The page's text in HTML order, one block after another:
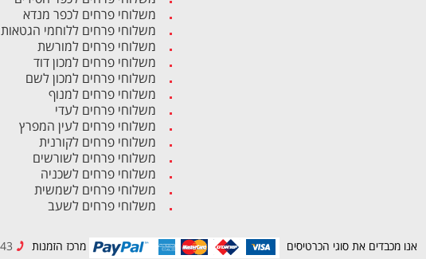
משלוחי פרחים לכפר מנדא
משלוחי פרחים ללוחמי הגטאות
משלוחי פרחים למורשת
משלוחי פרחים למכון דוד
משלוחי פרחים למכון לשם
משלוחי פרחים למנוף
משלוחי פרחים לעדי
משלוחי פרחים לעין המפרץ
משלוחי פרחים לקורנית
משלוחי פרחים לשורשים
משלוחי פרחים לשכניה
משלוחי פרחים לשמשית
משלוחי פרחים לשעב
אנו מכבדים את סוגי הכרטיסים מרכז הזמנות